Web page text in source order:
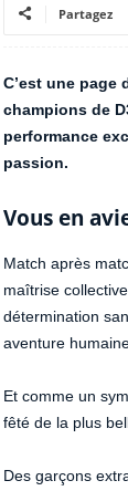
Partagez
C’est une page
champions de
performance
passion.
Vous en
Match après
maîtrise
détermination
aventure
Et comme un
fêté de la plus
Des garçons